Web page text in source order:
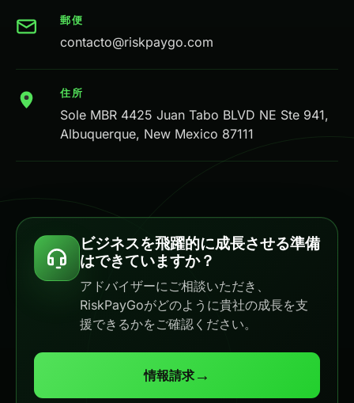
郵便
contacto@riskpaygo.com
住所
Sole MBR 4425 Juan Tabo BLVD NE Ste 941,
Albuquerque, New Mexico 87111
ビジネスを飛躍的に成長させる準備
はできていますか？
アドバイザーにご相談いただき、
RiskPayGoがどのように貴社の成長を支
援できるかをご確認ください。
情報請求 →